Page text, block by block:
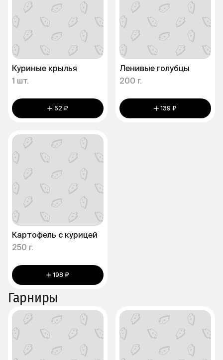
Куриные крылья
1 шт.
52 ₽
Ленивые голубцы
200 г.
139 ₽
Картофель с курицей
250 г.
198 ₽
Гарниры